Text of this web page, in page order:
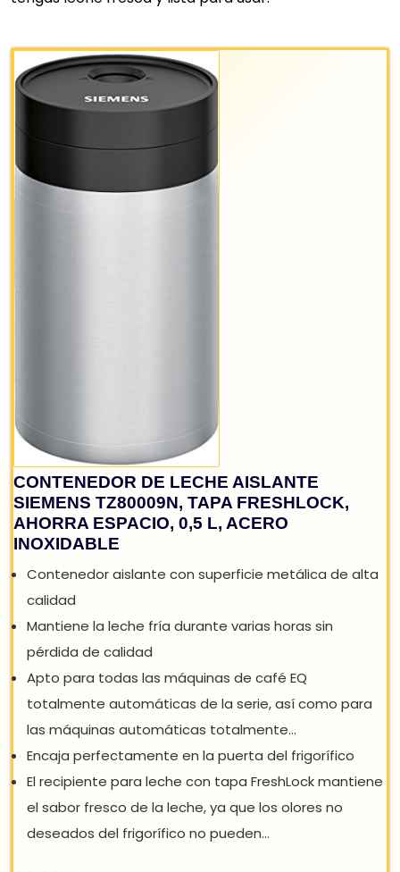
CONTENEDOR DE LECHE AISLANTE
SIEMENS TZ80009N, TAPA FRESHLOCK,
AHORRA ESPACIO, 0,5 L, ACERO
INOXIDABLE
Contenedor aislante con superficie metálica de